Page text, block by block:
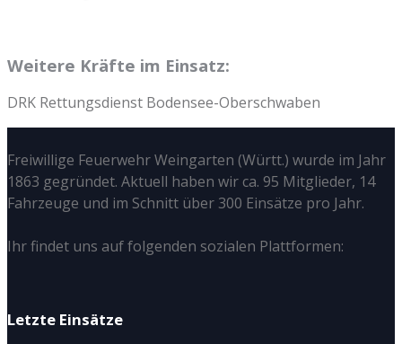
Weitere Kräfte im Einsatz:
DRK Rettungsdienst Bodensee-Oberschwaben
Freiwillige Feuerwehr Weingarten (Württ.) wurde im Jahr
1863 gegründet. Aktuell haben wir ca. 95 Mitglieder, 14
Fahrzeuge und im Schnitt über 300 Einsätze pro Jahr.
Ihr findet uns auf folgenden sozialen Plattformen:
Letzte Einsätze